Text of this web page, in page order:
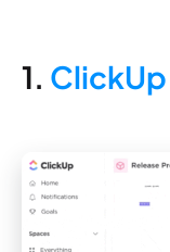
1. ClickUp